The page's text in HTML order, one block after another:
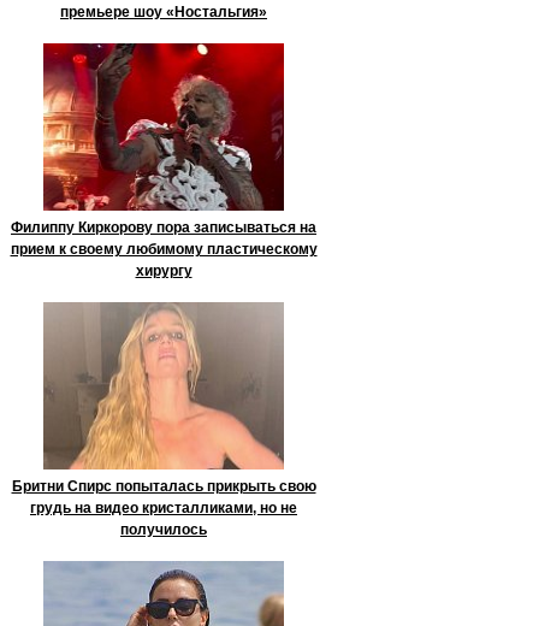
премьере шоу «Ностальгия»
Филиппу Киркорову пора записываться на
прием к своему любимому пластическому
хирургу
Бритни Спирс попыталась прикрыть свою
грудь на видео кристалликами, но не
получилось